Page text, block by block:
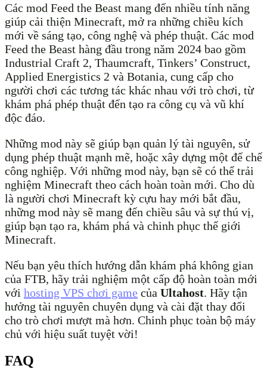
Các mod Feed the Beast mang đến nhiều tính năng
giúp cải thiện Minecraft, mở ra những chiều kích
mới về sáng tạo, công nghệ và phép thuật. Các mod
Feed the Beast hàng đầu trong năm 2024 bao gồm
Industrial Craft 2, Thaumcraft, Tinkers’ Construct,
Applied Energistics 2 và Botania, cung cấp cho
người chơi các tương tác khác nhau với trò chơi, từ
khám phá phép thuật đến tạo ra công cụ và vũ khí
độc đáo.
Những mod này sẽ giúp bạn quản lý tài nguyên, sử
dụng phép thuật mạnh mẽ, hoặc xây dựng một đế chế
công nghiệp. Với những mod này, bạn sẽ có thể trải
nghiệm Minecraft theo cách hoàn toàn mới. Cho dù
là người chơi Minecraft kỳ cựu hay mới bắt đầu,
những mod này sẽ mang đến chiều sâu và sự thú vị,
giúp bạn tạo ra, khám phá và chinh phục thế giới
Minecraft.
Nếu bạn yêu thích hướng dẫn khám phá không gian
của FTB, hãy trải nghiệm một cấp độ hoàn toàn mới
với hosting VPS chơi game của Ultahost. Hãy tận
hưởng tài nguyên chuyên dụng và cài đặt thay đổi
cho trò chơi mượt mà hơn. Chinh phục toàn bộ máy
chủ với hiệu suất tuyệt vời!
FAQ